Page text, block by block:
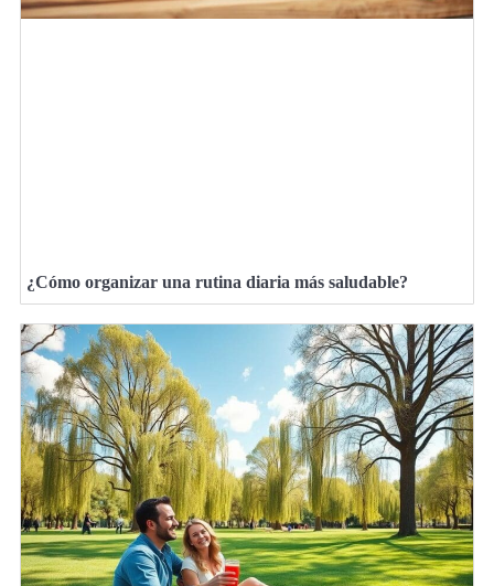
¿Cómo organizar una rutina diaria más saludable?